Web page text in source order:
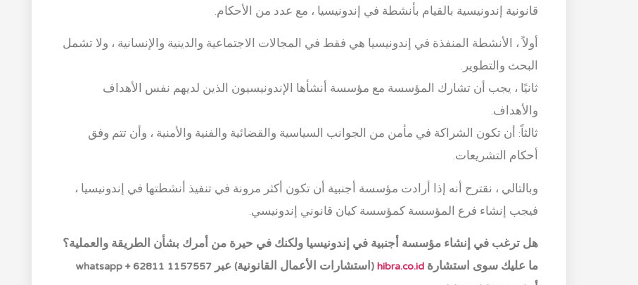
قانونية إندونيسية بالقيام بأنشطة في إندونيسيا ، مع عدد من الأحكام.
أولاً ، الأنشطة المنفذة في إندونيسيا هي فقط في المجالات الاجتماعية والدينية والإنسانية ، ولا تشمل
البحث والتطوير.
ثانيًا ، يجب أن تشارك المؤسسة مع مؤسسة أنشأها الإندونيسيون الذين لديهم نفس الأهداف
والأهداف.
ثالثاً: أن تكون الشراكة في مأمن من الجوانب السياسية والقضائية والفنية والأمنية ، وأن تتم وفق
أحكام التشريعات.
وبالتالي ، نقترح أنه إذا أرادت مؤسسة أجنبية أن تكون أكثر مرونة في تنفيذ أنشطتها في إندونيسيا ،
فيجب إنشاء فرع المؤسسة كمؤسسة كيان قانوني إندونيسي.
هل ترغب في إنشاء مؤسسة أجنبية في إندونيسيا ولكنك في حيرة من أمرك بشأن الطريقة والعملية؟
ما عليك سوى استشارةhibra.co.id(استشارات الأعمال القانونية) عبر whatsapp + 62811 1157557